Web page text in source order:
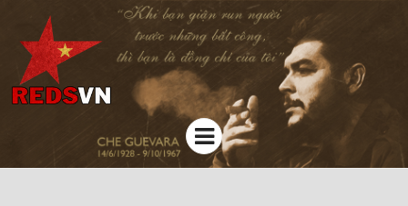
Kênh chia sẻ tri thức cộng đồng
Menu